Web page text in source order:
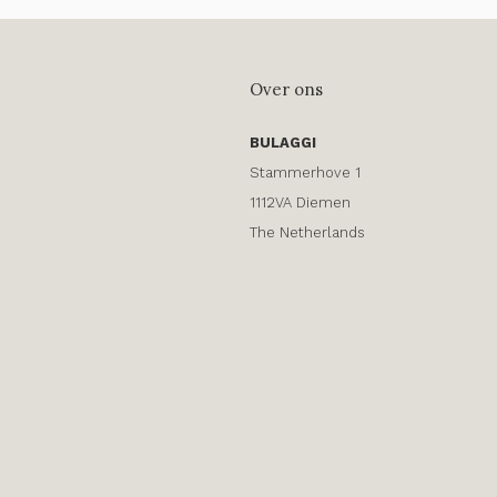
Over ons
BULAGGI
Stammerhove 1
1112VA Diemen
The Netherlands